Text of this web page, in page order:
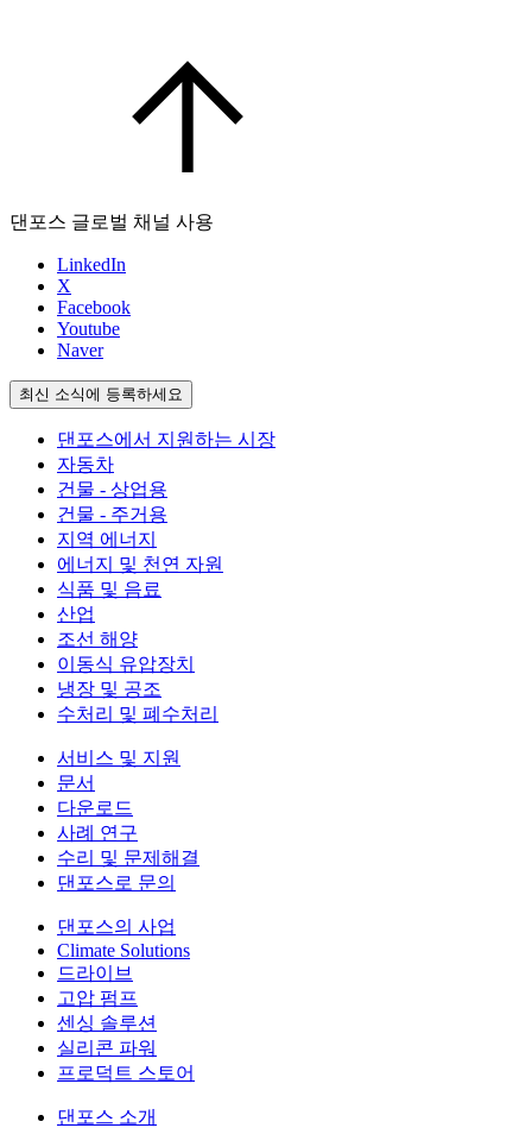
댄포스 글로벌 채널 사용
LinkedIn
X
Facebook
Youtube
Naver
최신 소식에 등록하세요
댄포스에서 지원하는 시장
자동차
건물 - 상업용
건물 - 주거용
지역 에너지
에너지 및 천연 자원
식품 및 음료
산업
조선 해양
이동식 유압장치
냉장 및 공조
수처리 및 폐수처리
서비스 및 지원
문서
다운로드
사례 연구
수리 및 문제해결
댄포스로 문의
댄포스의 사업
Climate Solutions
드라이브
고압 펌프
센싱 솔루션
실리콘 파워
프로덕트 스토어
댄포스 소개